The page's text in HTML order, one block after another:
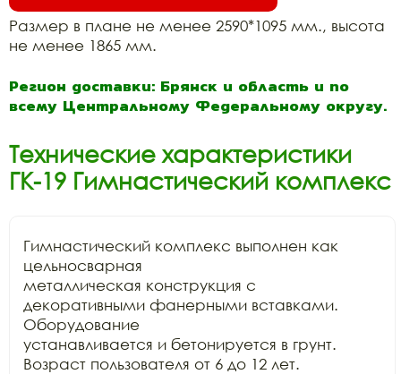
Размер в плане не менее 2590*1095 мм., высота
не менее 1865 мм.
Регион доставки: Брянск и область и по
всему Центральному Федеральному округу.
Технические характеристики
ГК-19 Гимнастический комплекс
Гимнастический комплекс выполнен как
цельносварная
металлическая конструкция с
декоративными фанерными вставками.
Оборудование
устанавливается и бетонируется в грунт.
Возраст пользователя от 6 до 12 лет.